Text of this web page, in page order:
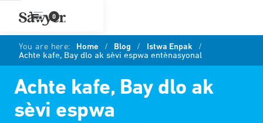
0
You are here: Home / Blog / Istwa Enpak /
Achte kafe, Bay dlo ak sèvi espwa entènasyonal
Achte kafe, Bay dlo ak
sèvi espwa